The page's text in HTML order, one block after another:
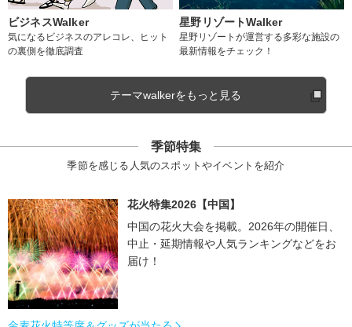
ビジネスWalker
気になるビジネスのアレコレ、ヒット
の裏側を徹底調査
星野リゾートWalker
星野リゾートが運営する多彩な施設の
最新情報をチェック！
テーマwalkerをもっと見る
季節特集
季節を感じる人気のスポットやイベントを紹介
花火特集2026【中国】
中国の花火大会を掲載。2026年の開催日、
中止・延期情報や人気ランキングなどをお
届け！